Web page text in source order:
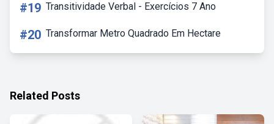
#19 Transitividade Verbal - Exercícios 7 Ano
#20 Transformar Metro Quadrado Em Hectare
Related Posts